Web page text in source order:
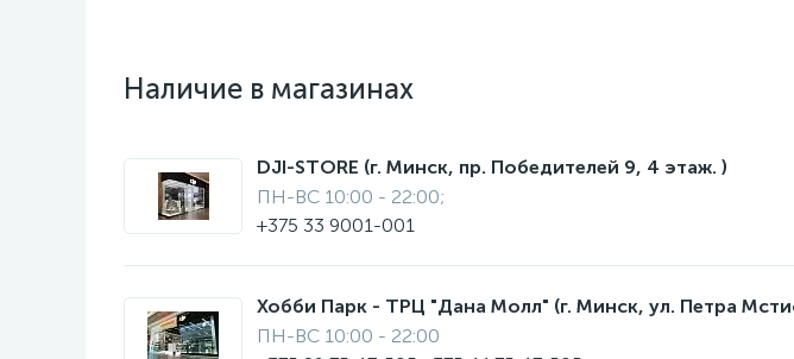
Наличие в магазинах
DJI-STORE (г. Минск, пр. Победителей 9, 4 этаж. )
ПН-ВС 10:00 - 22:00;
+375 33 9001-001
Хобби Парк - ТРЦ "Дана Молл" (г. Минск, ул. Петра
ПН-ВС 10:00 - 22:00